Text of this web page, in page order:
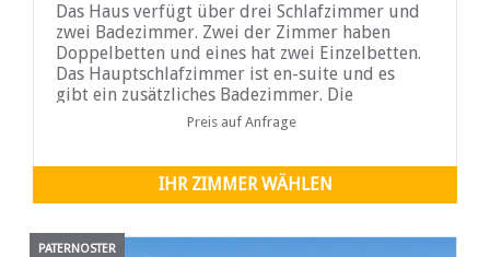
Das Haus verfügt über drei Schlafzimmer und
zwei Badezimmer. Zwei der Zimmer haben
Doppelbetten und eines hat zwei Einzelbetten.
Das Hauptschlafzimmer ist en-suite und es
gibt ein zusätzliches Badezimmer. Die
Badezimmer haben beheizte
Preis auf Anfrage
IHR ZIMMER WÄHLEN
PATERNOSTER